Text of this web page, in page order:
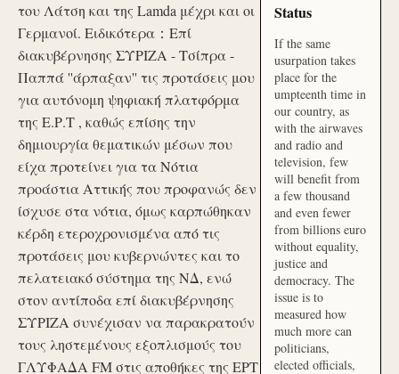
του Λάτση και της Lamda μέχρι και οι
Γερμανοί. Ειδικότερα：Επί
διακυβέρνησης ΣΥΡΙΖΑ - Τσίπρα -
Παππά ''άρπαξαν'' τις προτάσεις μου
για αυτόνομη ψηφιακή πλατφόρμα
της Ε.Ρ.Τ , καθώς επίσης την
δημιουργία θεματικών μέσων που
είχα προτείνει για τα Νότια
προάστια Αττικής που προφανώς δεν
ίσχυσε στα νότια, όμως καρπώθηκαν
κέρδη ετεροχρονισμένα από τις
προτάσεις μου κυβερνώντες και το
πελατειακό σύστημα της ΝΔ, ενώ
στον αντίποδα επί διακυβέρνησης
ΣΥΡΙΖΑ συνέχισαν να παρακρατούν
τους ληστεμένους εξοπλισμούς του
ΓΛΥΦΑΔΑ FM στις αποθήκες της ΕΡΤ
Status
If the same
usurpation takes
place for the
umpteenth time in
our country, as
with the airwaves
and radio and
television, few
will benefit from
a few thousand
and even fewer
from billions euro
without equality,
justice and
democracy. The
issue is to
measured how
much more can
politicians,
elected officials,